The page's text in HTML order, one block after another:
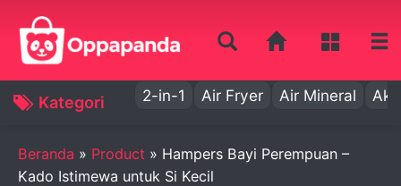
Kategori 2-in-1 Air Fryer Air Mineral Aki
Beranda » Product » Hampers Bayi Perempuan –
Kado Istimewa untuk Si Kecil